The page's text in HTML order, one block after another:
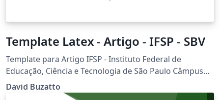
Template Latex - Artigo - IFSP - SBV
Template para Artigo IFSP - Instituto Federal de
Educação, Ciência e Tecnologia de São Paulo Câmpus
São João da Boa Vista Desenvolvido por Prof. Dr. David
David Buzatto